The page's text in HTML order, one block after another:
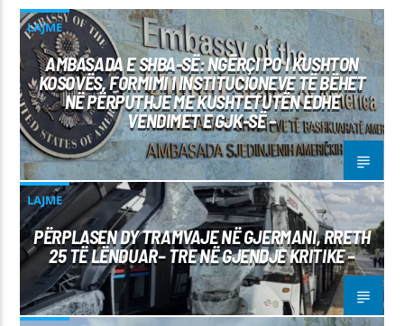
LAJME
AMBASADA E SHBA-SË: NGËRÇI PO I KUSHTON
KOSOVËS, FORMIMI I INSTITUCIONEVE TË BËHET
NË PËRPUTHJE ME KUSHTETUTËN EDHE
VENDIMET E GJK-SË –
LAJME
PËRPLASEN DY TRAMVAJE NË GJERMANI, RRETH
25 TË LËNDUAR– TRE NË GJENDJE KRITIKE –